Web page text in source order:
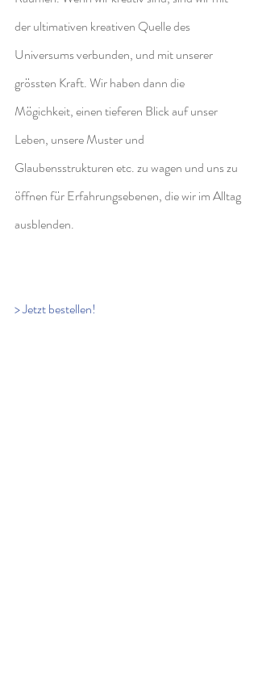
der ultimativen kreativen Quelle des
Universums verbunden, und mit unserer
grössten Kraft. Wir haben dann die
Mögichkeit, einen tieferen Blick auf unser
Leben, unsere Muster und
Glaubensstrukturen etc. zu wagen und uns zu
öffnen für Erfahrungsebenen, die wir im Alltag
ausblenden.
> Jetzt bestellen!